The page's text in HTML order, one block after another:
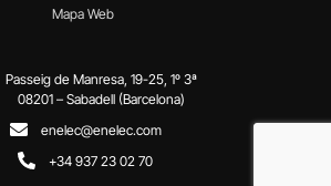
Mapa Web
Passeig de Manresa, 19-25, 1º 3ª
08201 – Sabadell (Barcelona)
enelec@enelec.com
+34 937 23 02 70